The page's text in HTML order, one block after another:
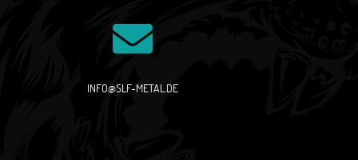
INFO@SLF-METAL.DE